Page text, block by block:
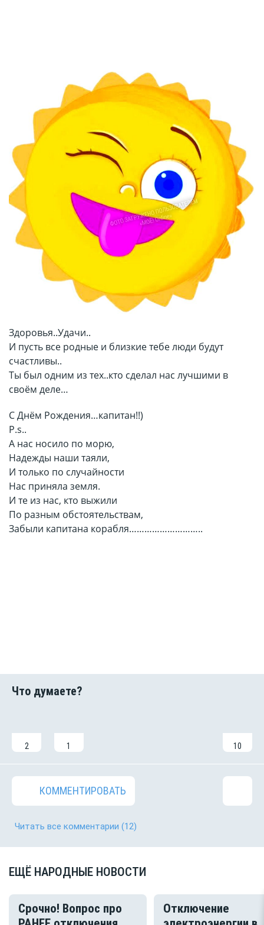
Здоровья..Удачи..
И пусть все родные и близкие тебе люди будут
счастливы..
Ты был одним из тех..кто сделал нас лучшими в
своём деле…
С Днём Рождения…капитан!!)
P.s..
А нас носило по морю,
Надежды наши таяли,
И только по случайности
Нас приняла земля.
И те из нас, кто выжили
По разным обстоятельствам,
Забыли капитана корабля………………………..
2 1 10
КОММЕНТИРОВАТЬ
Читать все комментарии (12)
ЕЩЁ НАРОДНЫЕ НОВОСТИ
Срочно! Вопрос про
Отключение